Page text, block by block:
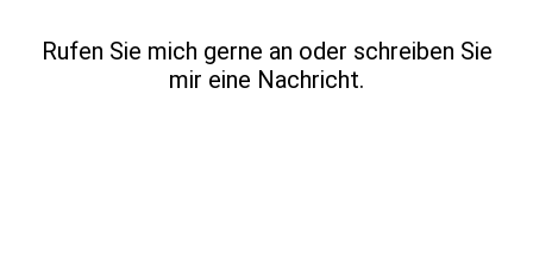
Rufen Sie mich gerne an oder schreiben Sie
mir eine Nachricht.